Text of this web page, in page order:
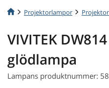
Projektorlampor
VIVITEK
glödlampa
Lampans produktnummer: